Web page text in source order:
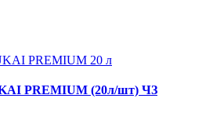
PREMIUM (20л/шт) ЧЗ